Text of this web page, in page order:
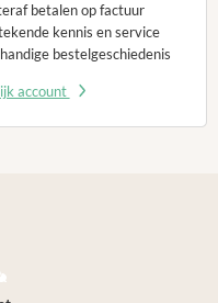
betalen op factuur
kennis en service
bestelgeschiedenis
account